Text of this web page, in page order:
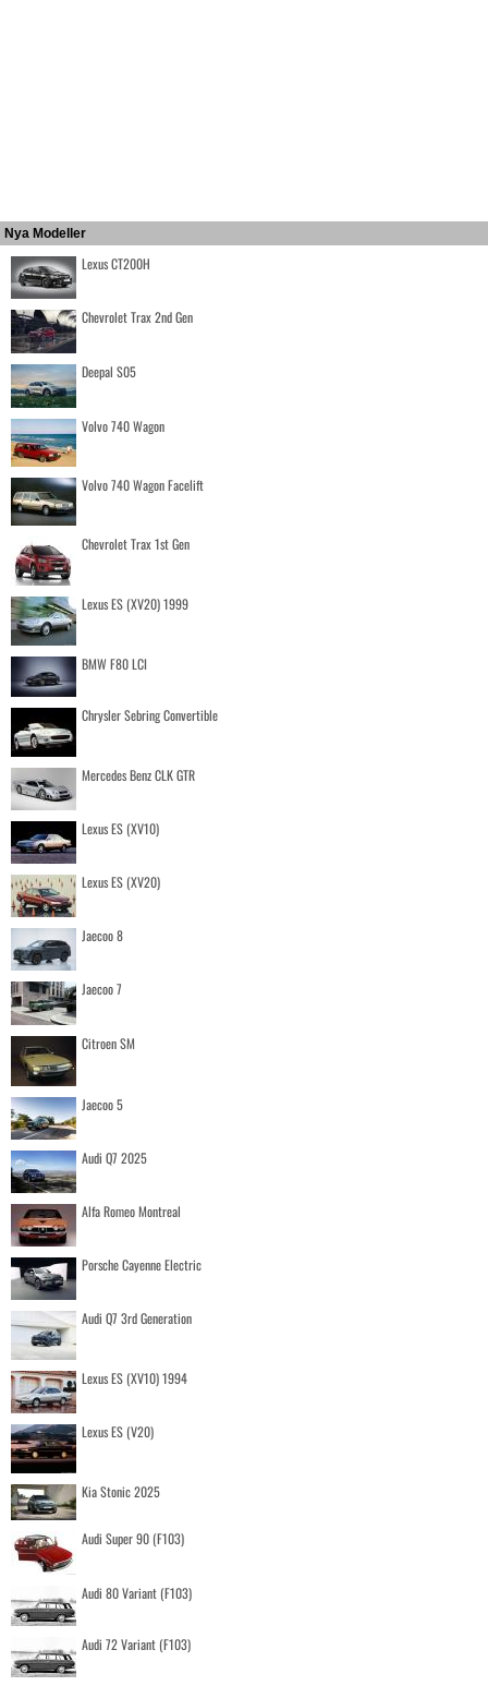
Nya Modeller
Lexus CT200H
Chevrolet Trax 2nd Gen
Deepal S05
Volvo 740 Wagon
Volvo 740 Wagon Facelift
Chevrolet Trax 1st Gen
Lexus ES (XV20) 1999
BMW F80 LCI
Chrysler Sebring Convertible
Mercedes Benz CLK GTR
Lexus ES (XV10)
Lexus ES (XV20)
Jaecoo 8
Jaecoo 7
Citroen SM
Jaecoo 5
Audi Q7 2025
Alfa Romeo Montreal
Porsche Cayenne Electric
Audi Q7 3rd Generation
Lexus ES (XV10) 1994
Lexus ES (V20)
Kia Stonic 2025
Audi Super 90 (F103)
Audi 80 Variant (F103)
Audi 72 Variant (F103)